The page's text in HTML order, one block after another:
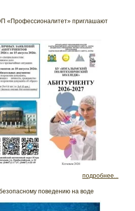
«Профессионалитет» приглашают
подробнее...
поведению на воде